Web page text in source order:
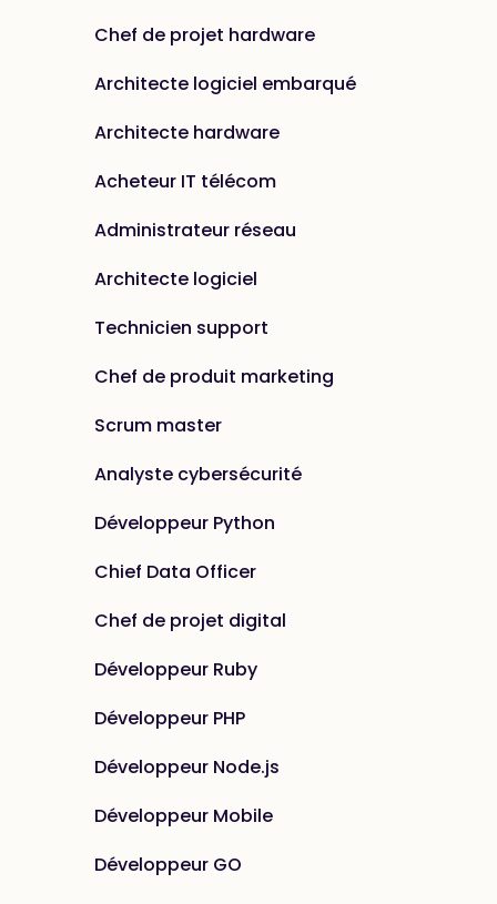
Chef de projet hardware
Architecte logiciel embarqué
Architecte hardware
Acheteur IT télécom
Administrateur réseau
Architecte logiciel
Technicien support
Chef de produit marketing
Scrum master
Analyste cybersécurité
Développeur Python
Chief Data Officer
Chef de projet digital
Développeur Ruby
Développeur PHP
Développeur Node.js
Développeur Mobile
Développeur GO